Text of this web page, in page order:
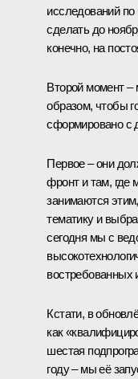
исследований
сделать до
конечно, на
Второй момент –
образом, чтобы
сформировано с
Первое – они
фронт и там, где
занимаются
тематику и
сегодня мы с
востребованных
Кстати, в
как
шестая
году – мы её